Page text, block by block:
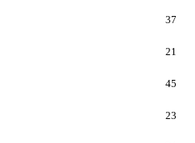
37
21
45
23